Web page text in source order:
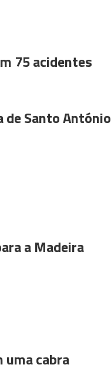
75 acidentes
de Santo António
a Madeira
uma cabra